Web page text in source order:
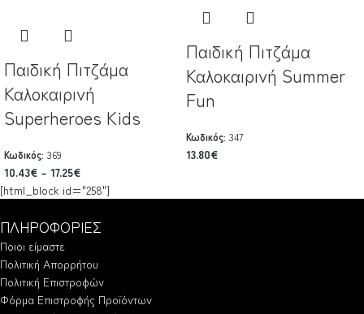
Παιδική Πιτζάμα
Καλοκαιρινή
Superheroes Kids
Κωδικός: 369
10.43€ – 17.25€
Παιδική Πιτζάμα
Καλοκαιρινή Summer
Fun
Κωδικός: 347
13.80€
[html_block id="258"]
ΠΛΗΡΟΦΟΡΙΕΣ
Ποιοι είμαστε
Πολιτική Απορρήτου
Πολιτική Επιστροφών
Φόρμα Επιστροφής Προϊόντων